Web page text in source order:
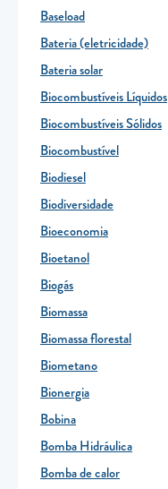
Baseload
Bateria (eletricidade)
Bateria solar
Biocombustíveis Líquidos
Biocombustíveis Sólidos
Biocombustível
Biodiesel
Biodiversidade
Bioeconomia
Bioetanol
Biogás
Biomassa
Biomassa florestal
Biometano
Bionergia
Bobina
Bomba Hidráulica
Bomba de calor